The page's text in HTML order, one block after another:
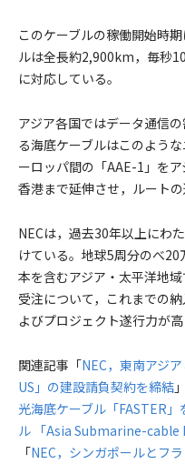
このケーブルの稼働開始時
ルは全長約2,900km，毎秒
に対応している。
アジア各国ではデータ通信
る海底ケーブルはこのよう
ーロッパ間の「AAE-1」を
香港まで延伸させ，ルート
NECは，過去30年以上にわ
けている。地球5周分のべ
本を含むアジア・太平洋地
受注について，これまでの
よびプロジェクト遂行力が
関連記事「NEC，東南アジ
US」の建設請負契約を締結
光海底ケーブル「FASTER」
ル 「Asia Submarine-cable
「NEC，シンガポールとフ